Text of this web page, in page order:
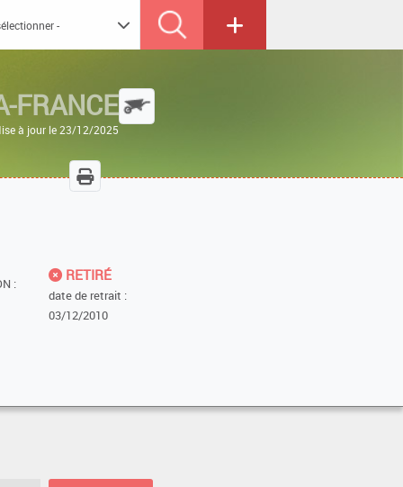
FRANCE
à jour le 23/12/2025
:
RETIRÉ
date de retrait :
03/12/2010